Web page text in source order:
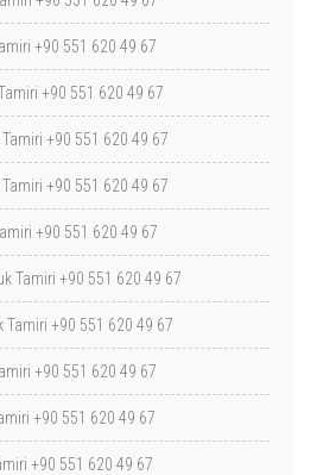
+90 551 620 49 67
+90 551 620 49 67
+90 551 620 49 67
+90 551 620 49 67
+90 551 620 49 67
Tamiri +90 551 620 49 67
+90 551 620 49 67
+90 551 620 49 67
+90 551 620 49 67
+90 551 620 49 67